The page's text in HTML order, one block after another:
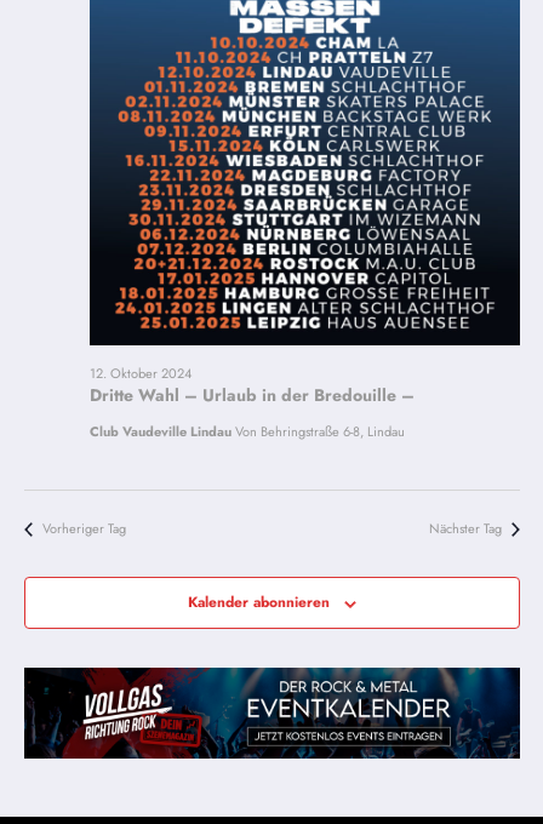
Dritte Wahl – Urlaub in der Bredouille –
12. Oktober 2024
Club Vaudeville LindauVon Behringstraße 6-8, Lindau
Vorheriger Tag Nächster Tag
Kalender abonnieren